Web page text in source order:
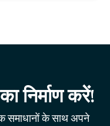
निर्माण करें!
के साथ अपने